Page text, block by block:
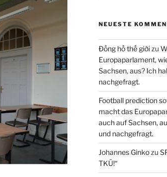
NEUESTE
Đồng hồ thế giớizu
Europaparlament,
Sachsen, aus? Ich
nachgefragt.
Football prediction
macht das
auch auf Sachsen,
und nachgefragt.
Johannes Ginkozu
TKÜ!“